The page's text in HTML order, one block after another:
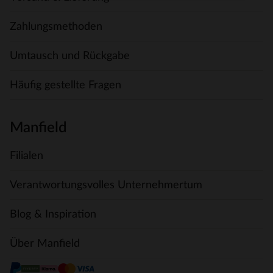
Zahlungsmethoden
Umtausch und Rückgabe
Häufig gestellte Fragen
Manfield
Filialen
Verantwortungsvolles Unternehmertum
Blog & Inspiration
Über Manfield